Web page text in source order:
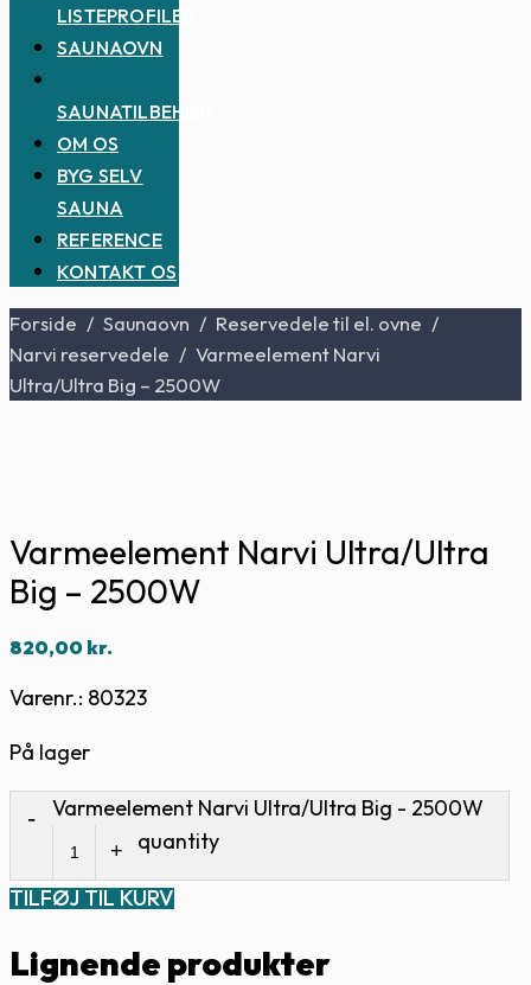
LISTEPROFILER
SAUNAOVN
SAUNATILBEHØR
OM OS
BYG SELV
SAUNA
REFERENCE
KONTAKT OS
Forside / Saunaovn / Reservedele til el. ovne /
Narvi reservedele / Varmeelement Narvi
Ultra/Ultra Big – 2500W
Varmeelement Narvi Ultra/Ultra
Big – 2500W
820,00 kr.
Varenr.: 80323
På lager
Varmeelement Narvi Ultra/Ultra Big - 2500W
quantity
TILFØJ TIL KURV
Lignende produkter